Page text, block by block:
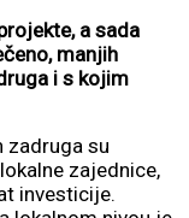
a sada
manjih
i s kojim
zadruga su
zajednice,
investicije.